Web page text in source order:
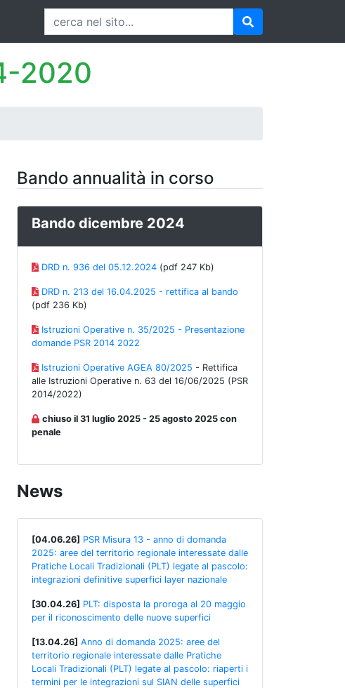
2020
Bando annualità in corso
Bando dicembre 2024
DRD n. 936 del 05.12.2024(pdf 247 Kb)
DRD n. 213 del 16.04.2025 - rettifica al bando
(pdf 236 Kb)
Istruzioni Operative n. 35/2025 - Presentazione
domande PSR 2014 2022
Istruzioni Operative AGEA 80/2025 - Rettifica
alle Istruzioni Operative n. 63 del 16/06/2025 (PSR
2014/2022)
chiuso il 31 luglio 2025 - 25 agosto 2025 con
penale
News
[04.06.26] PSR Misura 13 - anno di domanda
2025: aree del territorio regionale interessate dalle
Pratiche Locali Tradizionali (PLT) legate al pascolo:
integrazioni definitive superfici layer nazionale
[30.04.26] PLT: disposta la proroga al 20 maggio
per il riconoscimento delle nuove superfici
[13.04.26] Anno di domanda 2025: aree del
territorio regionale interessate dalle Pratiche
Locali Tradizionali (PLT) legate al pascolo: riaperti i
termini per le integrazioni sul SIAN delle superfici